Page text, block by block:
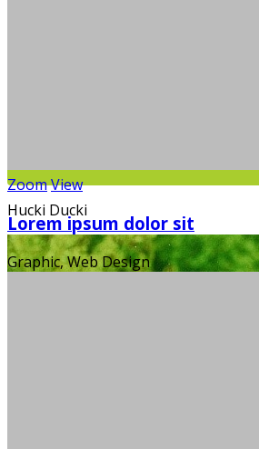
Hucki Ducki
ZoomView
Lorem ipsum dolor sit
Graphic, Web Design